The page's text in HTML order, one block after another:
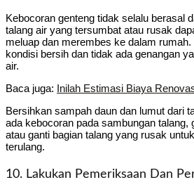
Kebocoran genteng tidak selalu berasal
talang air yang tersumbat atau rusak
meluap dan merembes ke dalam
kondisi bersih dan tidak ada genangan
air.
Baca juga: Inilah Estimasi Biaya
Bersihkan sampah daun dan lumut dari
ada kebocoran pada sambungan talang,
atau ganti bagian talang yang rusak
terulang.
10. Lakukan Pemeriksaan Dan